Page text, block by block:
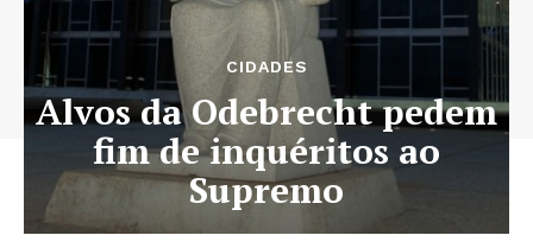
CIDADES
Alvos da Odebrecht pedem
fim de inquéritos ao
Supremo